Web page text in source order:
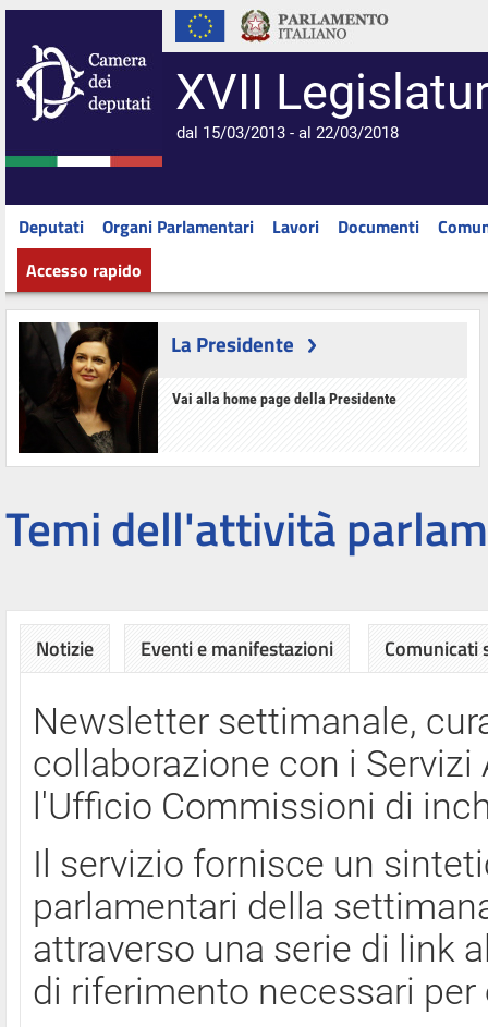
XVII
dal 15/03/2013 - al 22/03/2018
Deputati Organi Parlamentari Lavori Documenti
Accesso rapido
La Presidente
Vai alla home page della Presidente
Temi dell'attività
Notizie Eventi e manifestazioni Comunicati
Newsletter settimanale,
collaborazione con i
l'Ufficio Commissioni di
Il servizio fornisce un
parlamentari della
attraverso una serie di link
di riferimento necessari